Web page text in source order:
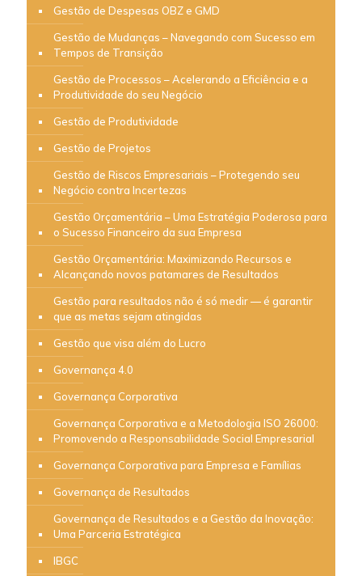
Gestão de Despesas OBZ e GMD
Gestão de Mudanças – Navegando com Sucesso em
Tempos de Transição
Gestão de Processos – Acelerando a Eficiência e a
Produtividade do seu Negócio
Gestão de Produtividade
Gestão de Projetos
Gestão de Riscos Empresariais – Protegendo seu
Negócio contra Incertezas
Gestão Orçamentária – Uma Estratégia Poderosa para
o Sucesso Financeiro da sua Empresa
Gestão Orçamentária: Maximizando Recursos e
Alcançando novos patamares de Resultados
Gestão para resultados não é só medir — é garantir
que as metas sejam atingidas
Gestão que visa além do Lucro
Governança 4.0
Governança Corporativa
Governança Corporativa e a Metodologia ISO 26000:
Promovendo a Responsabilidade Social Empresarial
Governança Corporativa para Empresa e Famílias
Governança de Resultados
Governança de Resultados e a Gestão da Inovação:
Uma Parceria Estratégica
IBGC